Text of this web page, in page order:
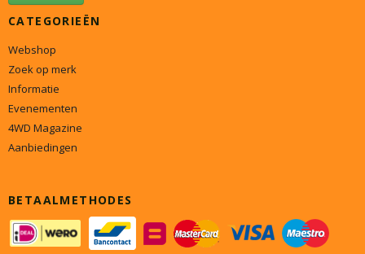
CATEGORIEËN
Webshop
Zoek op merk
Informatie
Evenementen
4WD Magazine
Aanbiedingen
BETAALMETHODES